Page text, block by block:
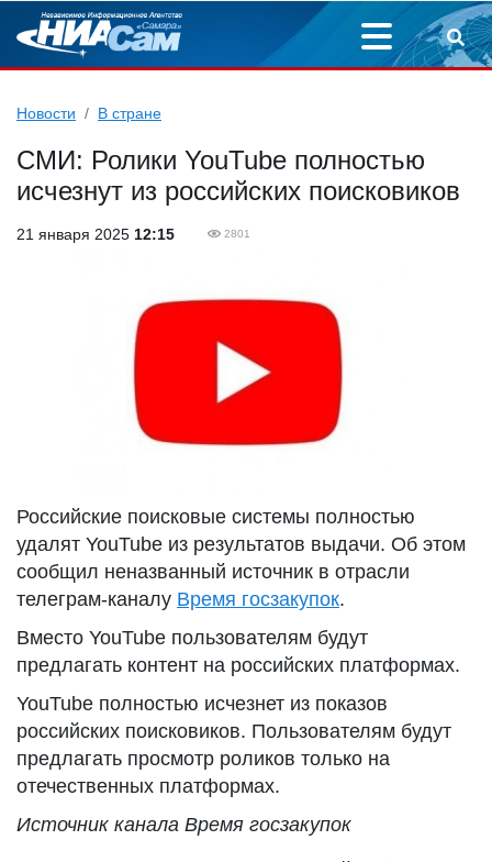
Новости В стране
СМИ: Ролики YouTube полностью
исчезнут из российских поисковиков
21 января 2025 12:15 2801
Российские поисковые системы полностью
удалят YouTube из результатов выдачи. Об этом
сообщил неназванный источник в отрасли
телеграм-каналу Время госзакупок.
Вместо YouTube пользователям будут
предлагать контент на российских платформах.
YouTube полностью исчезнет из показов
российских поисковиков. Пользователям будут
предлагать просмотр роликов только на
отечественных платформах.
Источник канала Время госзакупок